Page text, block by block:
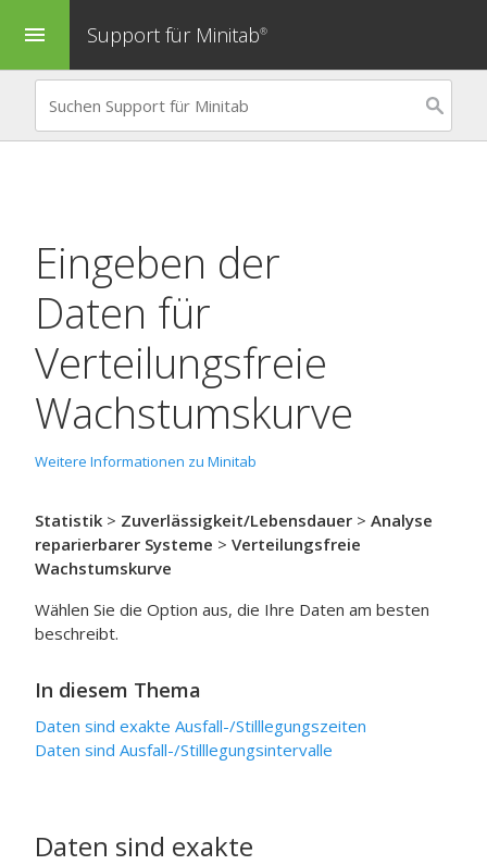
menu Support für Minitab®
Eingeben der
Daten für
Verteilungsfreie
Wachstumskurve
Weitere Informationen zu Minitab
Statistik > Zuverlässigkeit/Lebensdauer > Analyse
reparierbarer Systeme > Verteilungsfreie
Wachstumskurve
Wählen Sie die Option aus, die Ihre Daten am besten
beschreibt.
In diesem Thema
Daten sind exakte Ausfall-/Stilllegungszeiten
Daten sind Ausfall-/Stilllegungsintervalle
Daten sind exakte